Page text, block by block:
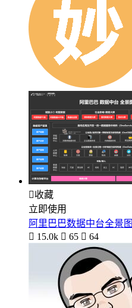
收藏
立即使用
阿里巴巴数据中台全景图
 15.0k  65  64